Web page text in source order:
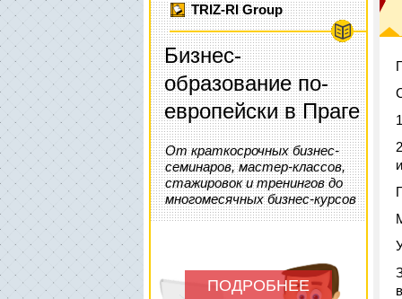
TRIZ-RI Group
Бизнес-
образование по-
европейски в Праге
От краткосрочных бизнес-
семинаров, мастер-классов,
стажировок и тренингов до
многомесячных бизнес-курсов
ПОДРОБНЕЕ